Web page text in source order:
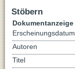
Stöbern
Dokumentanzeige
Erscheinungsdatum
Autoren
Titel